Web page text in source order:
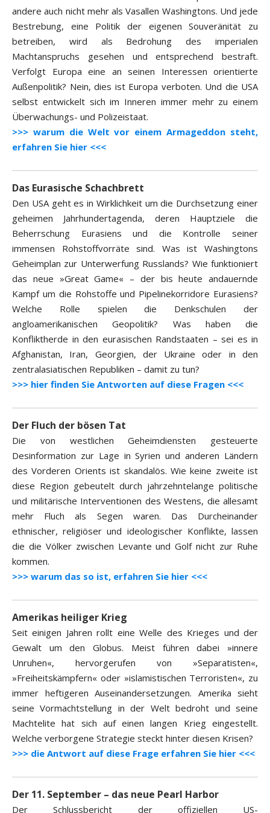
andere auch nicht mehr als Vasallen Washingtons. Und jede
Bestrebung, eine Politik der eigenen Souveränität zu
betreiben, wird als Bedrohung des imperialen
Machtanspruchs gesehen und entsprechend bestraft.
Verfolgt Europa eine an seinen Interessen orientierte
Außenpolitik? Nein, dies ist Europa verboten. Und die USA
selbst entwickelt sich im Inneren immer mehr zu einem
Überwachungs- und Polizeistaat.
>>> warum die Welt vor einem Armageddon steht,
erfahren Sie hier <<<
Das Eurasische Schachbrett
Den USA geht es in Wirklichkeit um die Durchsetzung einer
geheimen Jahrhundertagenda, deren Hauptziele die
Beherrschung Eurasiens und die Kontrolle seiner
immensen Rohstoffvorräte sind. Was ist Washingtons
Geheimplan zur Unterwerfung Russlands? Wie funktioniert
das neue »Great Game« – der bis heute andauernde
Kampf um die Rohstoffe und Pipelinekorridore Eurasiens?
Welche Rolle spielen die Denkschulen der
angloamerikanischen Geopolitik? Was haben die
Konfliktherde in den eurasischen Randstaaten – sei es in
Afghanistan, Iran, Georgien, der Ukraine oder in den
zentralasiatischen Republiken – damit zu tun?
>>> hier finden Sie Antworten auf diese Fragen <<<
Der Fluch der bösen Tat
Die von westlichen Geheimdiensten gesteuerte
Desinformation zur Lage in Syrien und anderen Ländern
des Vorderen Orients ist skandalös. Wie keine zweite ist
diese Region gebeutelt durch jahrzehntelange politische
und militärische Interventionen des Westens, die allesamt
mehr Fluch als Segen waren. Das Durcheinander
ethnischer, religiöser und ideologischer Konflikte, lassen
die die Völker zwischen Levante und Golf nicht zur Ruhe
kommen.
>>> warum das so ist, erfahren Sie hier <<<
Amerikas heiliger Krieg
Seit einigen Jahren rollt eine Welle des Krieges und der
Gewalt um den Globus. Meist führen dabei »innere
Unruhen«, hervorgerufen von »Separatisten«,
»Freiheitskämpfern« oder »islamistischen Terroristen«, zu
immer heftigeren Auseinandersetzungen. Amerika sieht
seine Vormachtstellung in der Welt bedroht und seine
Machtelite hat sich auf einen langen Krieg eingestellt.
Welche verborgene Strategie steckt hinter diesen Krisen?
>>> die Antwort auf diese Frage erfahren Sie hier <<<
Der 11. September – das neue Pearl Harbor
Der Schlussbericht der offiziellen US-